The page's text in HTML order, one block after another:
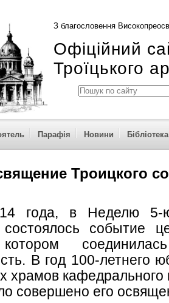
З благословення
Офіційний
Троїцького
Парафія Новини Бібліотека
Троицкого
года, в Неделю
событие
В год 100-летнего
храмов
совершено его